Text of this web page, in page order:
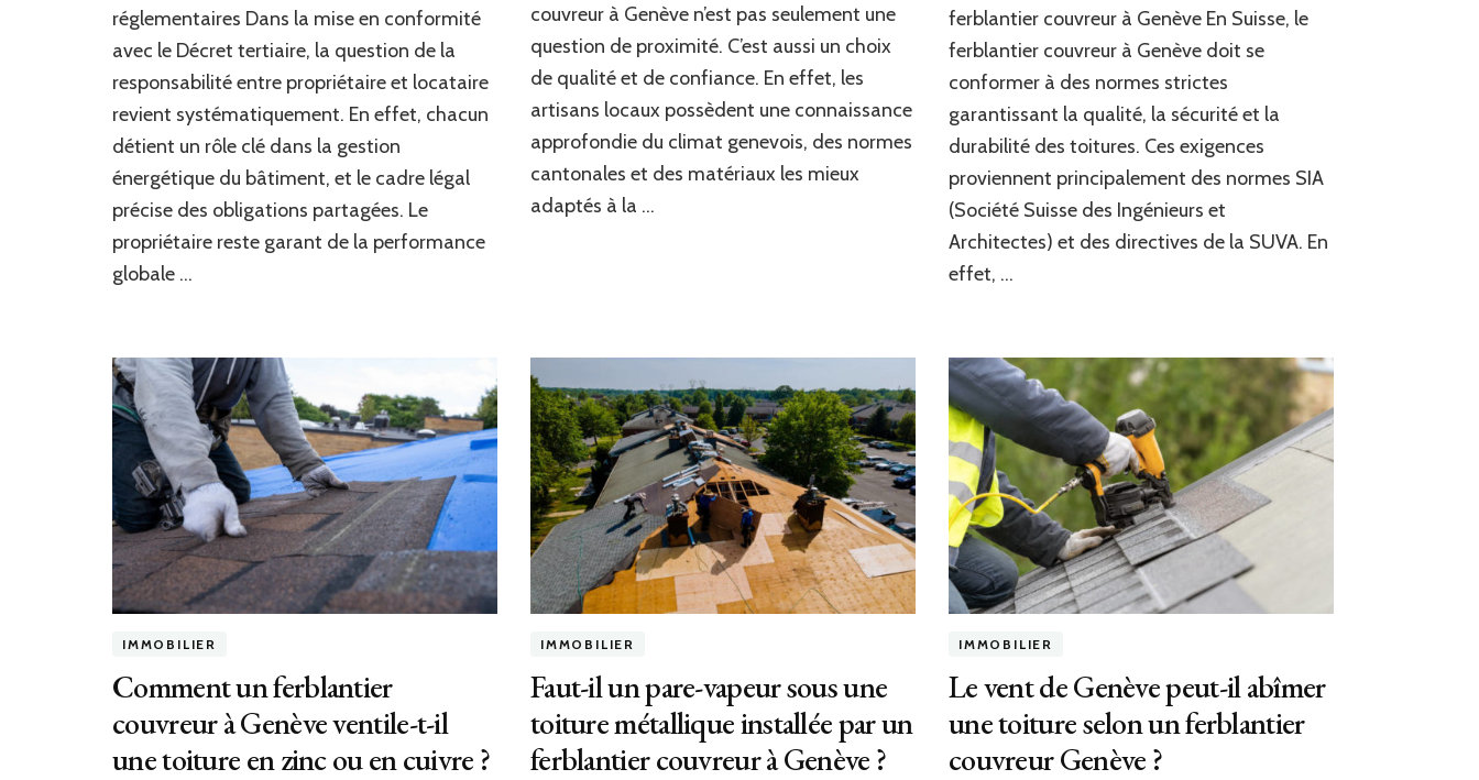
:
répartir
les
responsabilités
entre
le
propriétaire
le
locataire
consommations
?
réglementaires Dans la mise en conformité
avec le Décret tertiaire, la question de la
responsabilité entre propriétaire et locataire
revient systématiquement. En effet, chacun
détient un rôle clé dans la gestion
énergétique du bâtiment, et le cadre légal
précise des obligations partagées. Le
propriétaire reste garant de la performance
globale …
couvreur
à
Genève
plutôt
qu’une
entreprise
étrangère
?
couvreur à Genève n’est pas seulement une
question de proximité. C’est aussi un choix
de qualité et de confiance. En effet, les
artisans locaux possèdent une connaissance
approfondie du climat genevois, des normes
cantonales et des matériaux les mieux
adaptés à la …
suisses
ferblantier
couvreur
à
Genève
doit-
il
respecter
pour
la
ferblantier couvreur à Genève En Suisse, le
ferblantier couvreur à Genève doit se
conformer à des normes strictes
garantissant la qualité, la sécurité et la
durabilité des toitures. Ces exigences
proviennent principalement des normes SIA
(Société Suisse des Ingénieurs et
Architectes) et des directives de la SUVA. En
effet, …
IMMOBILIER
Comment un ferblantier
couvreur à Genève ventile-t-il
une toiture en zinc ou en cuivre ?
IMMOBILIER
Faut-il un pare-vapeur sous une
toiture métallique installée par un
ferblantier couvreur à Genève ?
IMMOBILIER
Le vent de Genève peut-il abîmer
une toiture selon un ferblantier
couvreur Genève ?